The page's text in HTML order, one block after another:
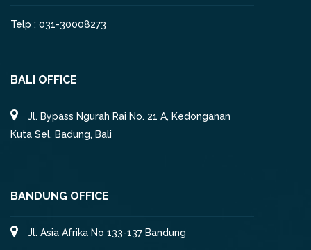
Telp : 031-30008273
BALI OFFICE
Jl. Bypass Ngurah Rai No. 21 A, Kedonganan
Kuta Sel, Badung, Bali
BANDUNG OFFICE
Jl. Asia Afrika No 133-137 Bandung